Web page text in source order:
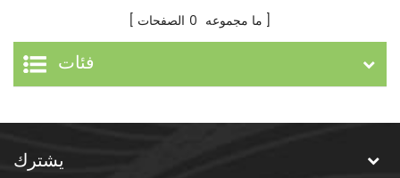
ما مجموعه 0 الصفحات
فئات
يشترك